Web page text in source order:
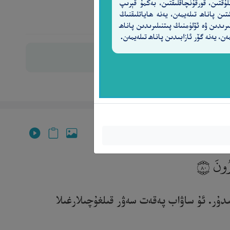
قورقۇنچاقلىقتىن، بەكمۇ قېرىپ
پاناھ تىلەيمەن، يەنە ھاياتلىقنىڭ
ۋە ئۆلۈمنىڭ پىتنىلىرىدىن پاناھ
يەنە گۆر ئازابىدىن پاناھ تىلەيمەن.
٨٠
ئۇ ساۋاب پەقەت سەۋر قىلغۇچىلارغىلا